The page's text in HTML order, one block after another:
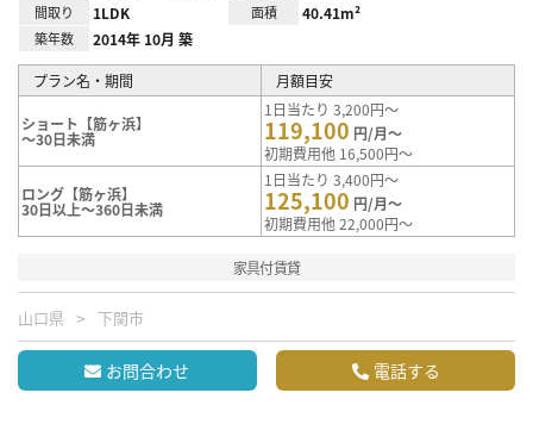
間取り 1LDK 面積 40.41m²
築年数 2014年 10月 築
プラン名・期間 月額目安
ショート【筋ヶ浜】
～30日未満
1日当たり 3,200円～
119,100 円/月～
初期費用他 16,500円～
ロング【筋ヶ浜】
30日以上～360日未満
1日当たり 3,400円～
125,100 円/月～
初期費用他 22,000円～
家具付賃貸
山口県 下関市
お問合わせ 電話する